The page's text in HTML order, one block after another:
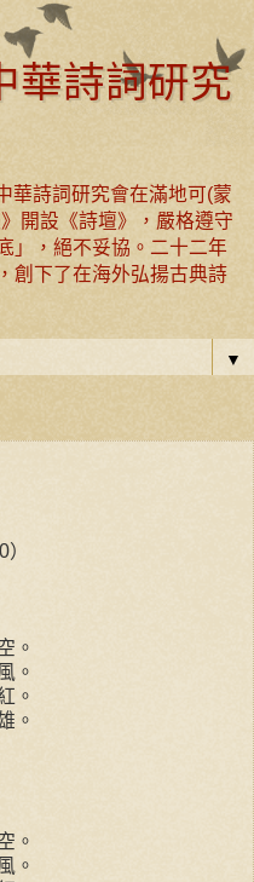
華詩詞研究
華詩詞研究會在滿地可(蒙
開設《詩壇》，嚴格遵守
」，絕不妥協。二十二年
創下了在海外弘揚古典詩
▼
。
。
。
。
。
。